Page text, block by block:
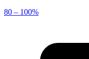
80 – 100%